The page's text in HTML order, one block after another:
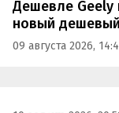
Дешевле Geely
новый
09 августа 2026,